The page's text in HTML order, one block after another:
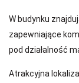
W budynku
zapewniające
pod działalność
Atrakcyjna